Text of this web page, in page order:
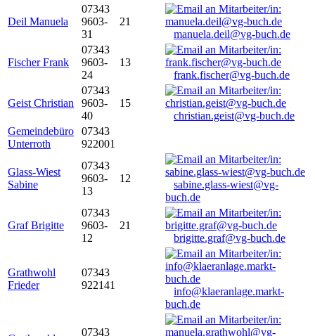
Deil Manuela
07343
9603-
31
21
manuela.deil@vg-buch.de
Fischer Frank
07343
9603-
24
13
frank.fischer@vg-buch.de
Geist Christian
07343
9603-
40
15
christian.geist@vg-buch.de
Gemeindebüro
Unterroth
07343
922001
Glass-Wiest
Sabine
07343
9603-
13
12
sabine.glass-wiest@vg-
buch.de
Graf Brigitte
07343
9603-
12
21
brigitte.graf@vg-buch.de
Grathwohl
Frieder
07343
922141
info@klaeranlage.markt-
buch.de
07343